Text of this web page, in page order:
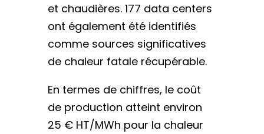
et chaudières. 177 data centers
ont également été identifiés
comme sources significatives
de chaleur fatale récupérable.
En termes de chiffres, le coût
de production atteint environ
25 € HT/MWh pour la chaleur